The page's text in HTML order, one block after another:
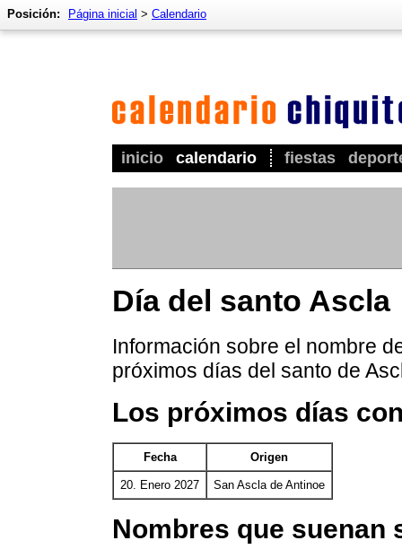
inicio calendario fiestas
Posición: Página inicial > Calendario
Día del santo Ascla
Información sobre el nombre
próximos días del santo de
Los próximos días
Fecha Origen
20. Enero 2027 San Ascla de Antinoe
Nombres que suenan